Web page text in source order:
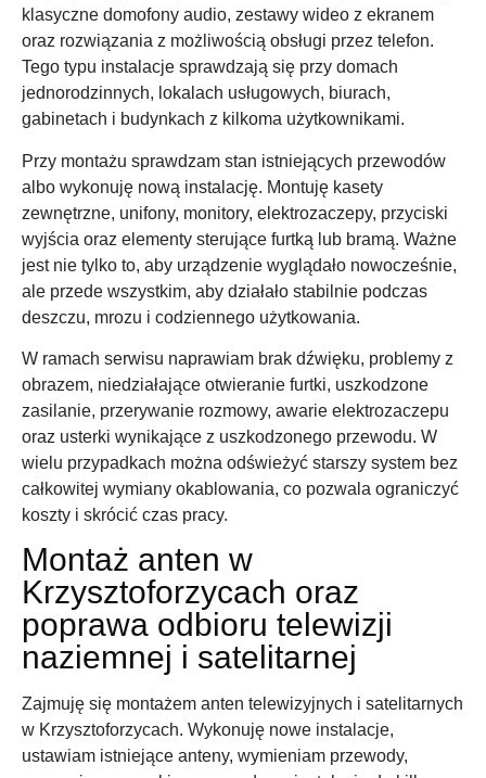
klasyczne domofony audio, zestawy wideo z ekranem
oraz rozwiązania z możliwością obsługi przez telefon.
Tego typu instalacje sprawdzają się przy domach
jednorodzinnych, lokalach usługowych, biurach,
gabinetach i budynkach z kilkoma użytkownikami.
Przy montażu sprawdzam stan istniejących przewodów
albo wykonuję nową instalację. Montuję kasety
zewnętrzne, unifony, monitory, elektrozaczepy, przyciski
wyjścia oraz elementy sterujące furtką lub bramą. Ważne
jest nie tylko to, aby urządzenie wyglądało nowocześnie,
ale przede wszystkim, aby działało stabilnie podczas
deszczu, mrozu i codziennego użytkowania.
W ramach serwisu naprawiam brak dźwięku, problemy z
obrazem, niedziałające otwieranie furtki, uszkodzone
zasilanie, przerywanie rozmowy, awarie elektrozaczepu
oraz usterki wynikające z uszkodzonego przewodu. W
wielu przypadkach można odświeżyć starszy system bez
całkowitej wymiany okablowania, co pozwala ograniczyć
koszty i skrócić czas pracy.
Montaż anten w
Krzysztoforzycach oraz
poprawa odbioru telewizji
naziemnej i satelitarnej
Zajmuję się montażem anten telewizyjnych i satelitarnych
w Krzysztoforzycach. Wykonuję nowe instalacje,
ustawiam istniejące anteny, wymieniam przewody,